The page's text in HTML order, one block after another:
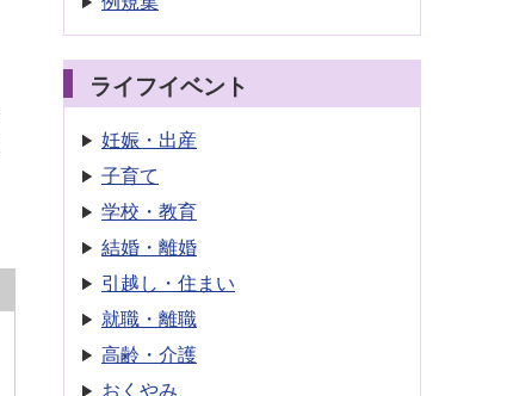
ライフイベント
妊娠・出産
子育て
学校・教育
結婚・離婚
引越し・住まい
就職・離職
高齢・介護
おくやみ